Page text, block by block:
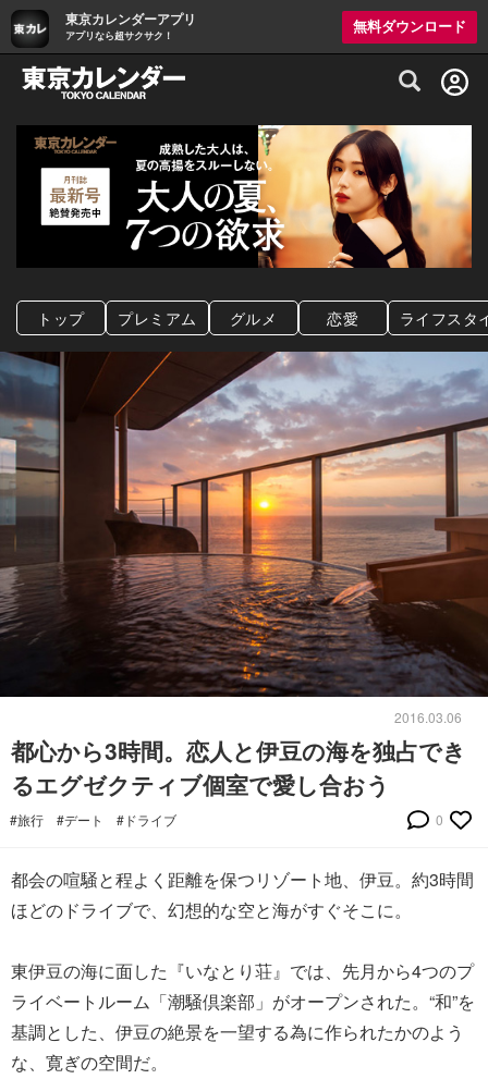
東京カレンダーアプリ
アプリなら超サクサク！
無料ダウンロード
グルメ情報・プレミアムレストラン予約
トップ プレミアム グルメ 恋愛 ライフスタ
2016.03.06
都心から3時間。恋人と伊豆の海を独占でき
るエグゼクティブ個室で愛し合おう
#旅行 #デート #ドライブ 0
都会の喧騒と程よく距離を保つリゾート地、伊豆。約3時間
ほどのドライブで、幻想的な空と海がすぐそこに。
東伊豆の海に面した『いなとり荘』では、先月から4つのプ
ライベートルーム「潮騒倶楽部」がオープンされた。“和”を
基調とした、伊豆の絶景を一望する為に作られたかのよう
な、寛ぎの空間だ。